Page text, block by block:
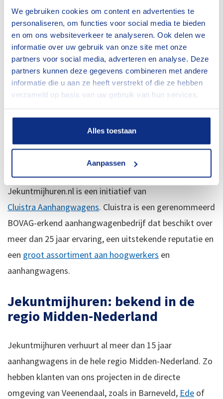
We gebruiken cookies om content en advertenties te
personaliseren, om functies voor social media te bieden
en om ons websiteverkeer te analyseren. Ook delen we
informatie over uw gebruik van onze site met onze
partners voor social media, adverteren en analyse. Deze
partners kunnen deze gegevens combineren met andere
informatie die u aan ze heeft verstrekt of die ze hebben
verzameld op basis van uw gebruik van hun services.
Alles toestaan
Aanpassen
bagagewagens voor vakanties aan. Je leest het, voor
elke klus de juiste aanhangwagen.
Zeker een aanhangwagen
huren…
Als je op pad bent met een van onze aanhangers, hoef
onderhouden we zelf in onze eigen werkplaats. Dat is
wel zo prettig. Zeker een aanhangwagen huren noemen
Jekuntmijhuren.nl is een initiatief van
Cluistra Aanhangwagens. Cluistra is een gerenommeerd
BOVAG-erkend aanhangwagenbedrijf dat beschikt over
meer dan 25 jaar ervaring, een uitstekende reputatie en
een groot assortiment aan hoogwerkers en
aanhangwagens.
Jekuntmijhuren: bekend in de
regio Midden-Nederland
Jekuntmijhuren verhuurt al meer dan 15 jaar
aanhangwagens in de hele regio Midden-Nederland. Zo
hebben klanten van ons projecten in de directe
omgeving van Veenendaal, zoals in Barneveld, Ede of